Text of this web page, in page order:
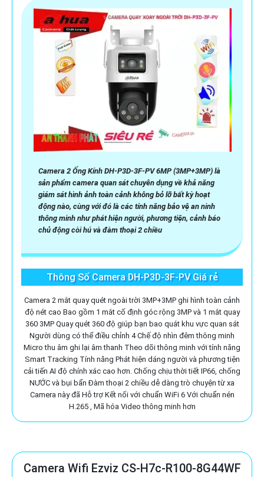
Camera 2 Ống Kính DH-P3D-3F-PV 6MP (3MP+3MP) là
sản phẩm camera quan sát chuyên dụng về khả năng
giám sát hình ảnh toàn cảnh không bỏ lỡ bất kỳ hoạt
động nào, cùng với đó là các tính năng bảo vệ an ninh
thông minh như phát hiện người, phương tiện, cảnh báo
chủ động còi hú và đàm thoại 2 chiều
Thông Số Camera DH-P3D-3F-PV Giá rẻ
Camera 2 mắt quay quét ngoài trời 3MP+3MP ghi hình toàn cảnh
độ nét cao Bao gồm 1 mắt cố định góc rộng 3MP và 1 mắt quay
360 3MP Quay quét 360 độ giúp bạn bao quát khu vực quan sát
Người dùng có thể điều chỉnh 4 Chế độ nhìn đêm thông minh
Micro thu âm ghi lại âm thanh Theo dõi thông minh với tính năng
Smart Tracking Tính năng Phát hiện dáng người và phương tiện
cải tiến AI độ chính xác cao hơn. Chống chịu thời tiết IP66, chống
NƯỚC và bụi bẩn Đàm thoại 2 chiều dễ dàng trò chuyện từ xa
Camera này đã Hỗ trợ Kết nối với chuẩn WiFi 6 Với chuẩn nén
H.265 , Mã hóa Video thông minh hơn
Camera Wifi Ezviz CS-H7c-R100-8G44WF